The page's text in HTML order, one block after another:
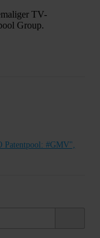
TV-
Group.
Patentpool: #GMV",